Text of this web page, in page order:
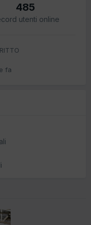
485
utenti online
fa